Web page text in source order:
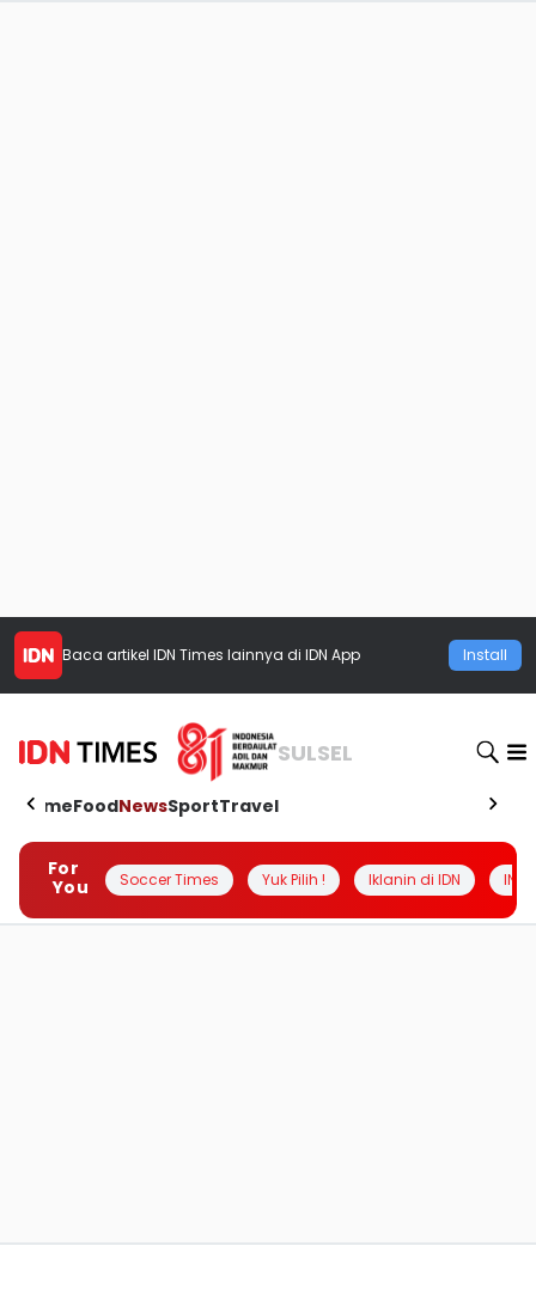
Baca artikel IDN Times lainnya di IDN App Install
SULSEL
HomeFoodNewsSportTravel
For
You
Soccer Times Yuk Pilih ! Iklanin di IDN